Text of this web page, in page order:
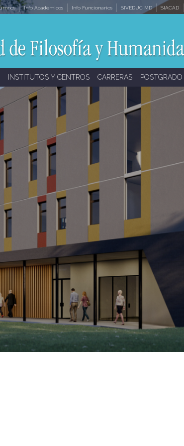
Info Académicos Info Funcionarios SIVEDUC MD SIACAD
INSTITUTOS Y CENTROS CARRERAS POSTGRADO